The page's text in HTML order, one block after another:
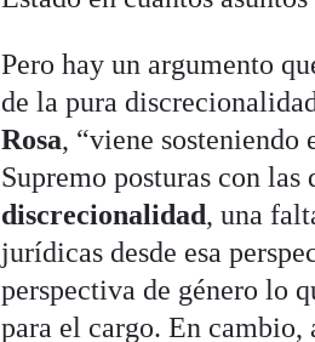
Pero hay un argumento
de la pura
Rosa, “viene
Supremo posturas con
discrecionalidad, una
jurídicas desde esa
perspectiva de género lo
para el cargo. En cambio,